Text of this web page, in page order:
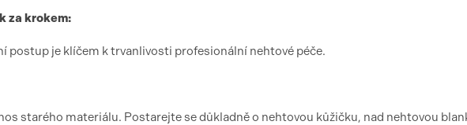
za krokem:
postup je klíčem k trvanlivosti profesionální nehtové péče.
starého materiálu. Postarejte se důkladně o nehtovou kůžičku, nad nehtovou